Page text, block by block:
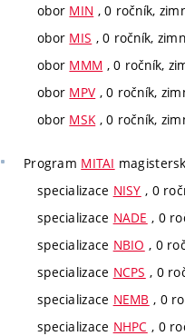
obor MIN , 0 ročník,
obor MIS , 0 ročník,
obor MMM , 0 ročník,
obor MPV , 0 ročník,
obor MSK, 0 ročník,
Program MITAI
specializace NISY , 0
specializace NADE , 0
specializace NBIO , 0
specializace NCPS , 0
specializace NEMB , 0
specializace NHPC , 0